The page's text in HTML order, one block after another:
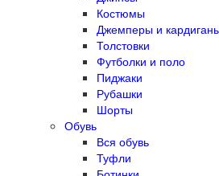
Костюмы
Джемперы и
Толстовки
Футболки и поло
Пиджаки
Рубашки
Шорты
Обувь
Вся обувь
Туфли